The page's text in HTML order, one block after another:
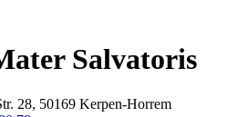
Salvatoris
28, 50169 Kerpen-Horrem